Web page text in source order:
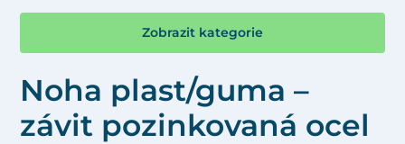
Zobrazit kategorie
Noha plast/guma –
závit pozinkovaná ocel